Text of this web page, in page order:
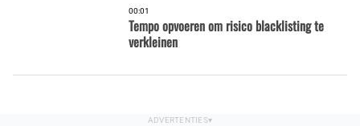
00:01
Tempo opvoeren om risico blacklisting te
verkleinen